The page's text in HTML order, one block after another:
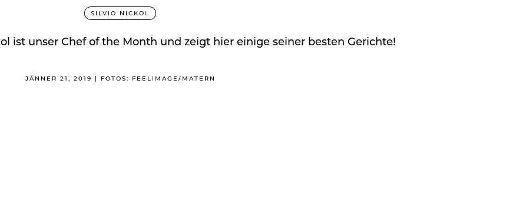
SILVIO NICKOL
ist unser Chef of the Month und zeigt hier einige seiner besten Gerichte!
JÄNNER 21, 2019 | FOTOS: FEELIMAGE/MATERN